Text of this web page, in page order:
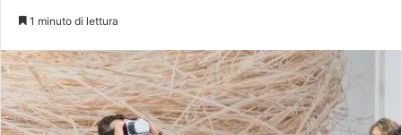
1 minuto di lettura